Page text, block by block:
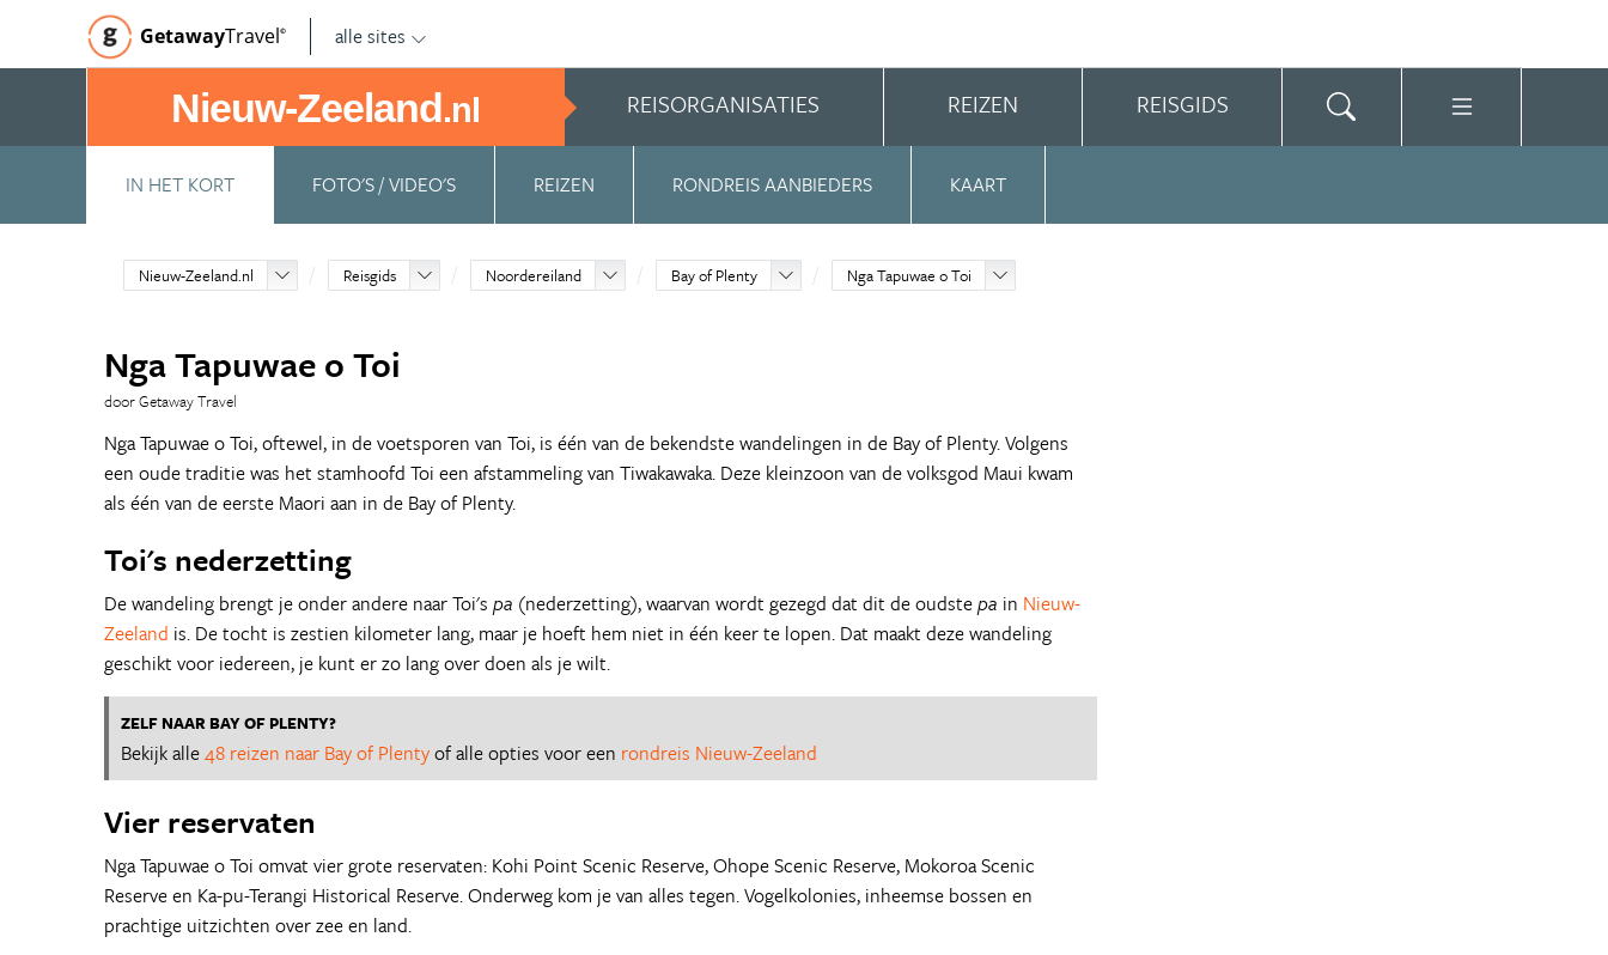
GetawayTravel© alle sites
Nieuw-Zeeland.nl REISORGANISATIES REIZEN REISGIDS
IN HET KORT FOTO'S / VIDEO'S REIZEN RONDREIS AANBIEDERS KAART
Nieuw-Zeeland.nl Reisgids Noordereiland Bay of Plenty Nga Tapuwae o Toi
Nga Tapuwae o Toi
door Getaway Travel
Nga Tapuwae o Toi, oftewel, in de voetsporen van Toi, is één van de bekendste wandelingen in de Bay of Plenty. Volgens
een oude traditie was het stamhoofd Toi een afstammeling van Tiwakawaka. Deze kleinzoon van de volksgod Maui kwam
als één van de eerste Maori aan in de Bay of Plenty.
Toi's nederzetting
De wandeling brengt je onder andere naar Toi's pa (nederzetting), waarvan wordt gezegd dat dit de oudstepa in Nieuw-
Zeeland is. De tocht is zestien kilometer lang, maar je hoeft hem niet in één keer te lopen. Dat maakt deze wandeling
geschikt voor iedereen, je kunt er zo lang over doen als je wilt.
ZELF NAAR BAY OF PLENTY?
Bekijk alle48 reizen naar Bay of Plentyof alle opties voor een rondreis Nieuw-Zeeland
Vier reservaten
Nga Tapuwae o Toi omvat vier grote reservaten: Kohi Point Scenic Reserve, Ohope Scenic Reserve, Mokoroa Scenic
Reserve en Ka-pu-Terangi Historical Reserve. Onderweg kom je van alles tegen. Vogelkolonies, inheemse bossen en
prachtige uitzichten over zee en land.